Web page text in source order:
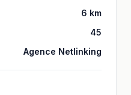
6 km
45
Agence Netlinking